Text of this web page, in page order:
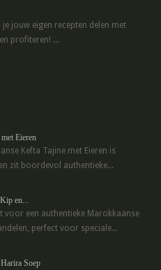
je jouw eigen recepten delen met
profiteren! ...
Eieren
Kefta Tajine met Eieren is
zit boordevol authentieke...
en...
voor een authentieke Marokkaanse
perfect voor speciale...
Soep